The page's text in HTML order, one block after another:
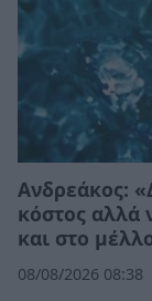
Ανδρεάκος:
κόστος αλλά
και στο
08/08/2026 08:38